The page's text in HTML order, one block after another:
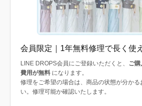
会員限定｜1年無料修理で長く使
LINE DROPS会員にご登録いただくと、 ご
費用が無料 になります。
修理をご希望の場合は、商品の状態が分かる
い。修理可能か確認いたします。